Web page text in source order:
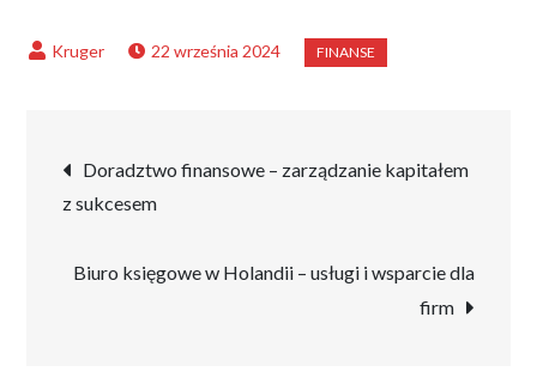
22 września 2024
Nawigacja
wpisu
Doradztwo finansowe – zarządzanie kapitałem
z sukcesem
Biuro księgowe w Holandii – usługi i wsparcie dla
firm